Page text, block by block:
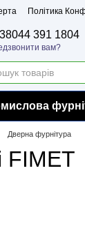
Політика
391 1804
вам?
Дверна фурнітура
FIMET